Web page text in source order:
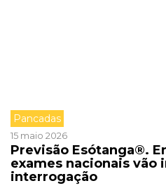
Pancadas
15 maio 2026
Previsão Esótanga®.
exames nacionais vão
interrogação